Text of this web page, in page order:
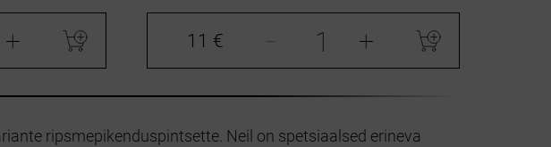
+ 11 € +
ripsmepikenduspintsette. Neil on spetsiaalsed erineva